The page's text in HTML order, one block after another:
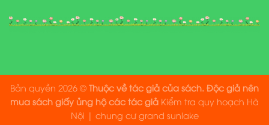
Bản quyền 2026 © Thuộc về tác giả của sách. Độc giả nên
mua sách giấy ủng hộ các tác giả Kiểm tra quy hoạch Hà
Nội | chung cư grand sunlake